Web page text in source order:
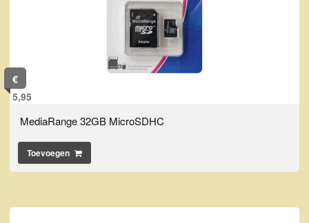
€
5,95
MediaRange 32GB MicroSDHC
Toevoegen